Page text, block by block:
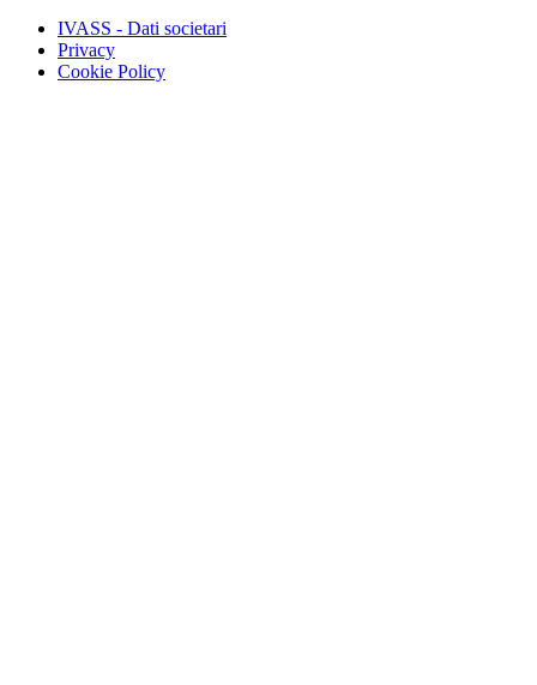
IVASS - Dati societari
Privacy
Cookie Policy